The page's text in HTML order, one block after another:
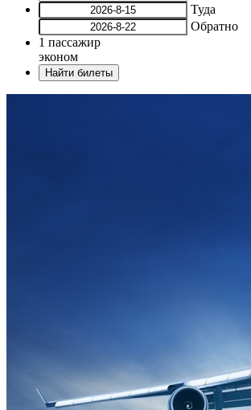
Туда
Обратно
1 пассажир
эконом
Найти билеты